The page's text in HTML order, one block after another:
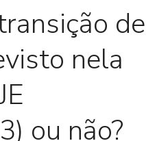
de
nela
ou não?